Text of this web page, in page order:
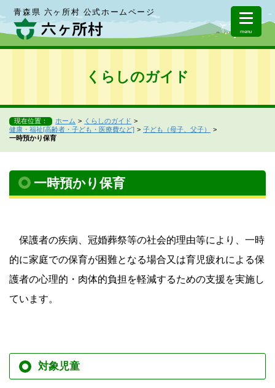
青森県 六ヶ所村 公式ホームページ
menu
くらしのガイド
現在位置： ホーム
くらしのガイド
健康・福祉[高齢者・子ども・医療費など]
子ども（母子、父子）
一時預かり保育
一時預かり保育
保護者の疾病、冠婚葬祭等の社会的理由等により、一時
的に家庭での保育が困難となる場合又は育児疲れによる保
護者の心理的・肉体的負担を軽減するための支援を実施し
ています。
対象児童